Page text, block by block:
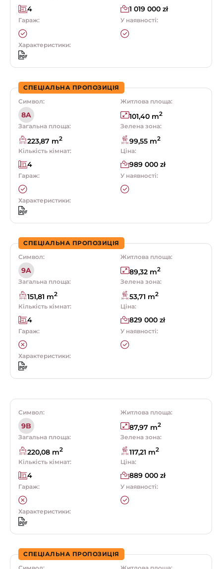
4 1 019 000 zł
Гараж: У наявності:
Характеристики:
СПЕЦІАЛЬНА ПРОПОЗИЦІЯ
Символ:
8A
Житлова площа:
101,40 m2
Загальна площа:
223,87 m2
Зелена зона:
99,55 m2
Кількість кімнат:
4
Ціна:
989 000 zł
Гараж: У наявності:
Характеристики:
СПЕЦІАЛЬНА ПРОПОЗИЦІЯ
Символ:
9A
Житлова площа:
89,32 m2
Загальна площа:
151,81 m2
Зелена зона:
53,71 m2
Кількість кімнат:
4
Ціна:
829 000 zł
Гараж: У наявності:
Характеристики:
Символ:
9B
Житлова площа:
87,97 m2
Загальна площа:
220,08 m2
Зелена зона:
117,21 m2
Кількість кімнат:
4
Ціна:
889 000 zł
Гараж: У наявності:
Характеристики:
СПЕЦІАЛЬНА ПРОПОЗИЦІЯ